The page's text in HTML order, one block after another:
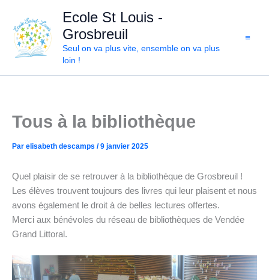
contenu
Ecole St Louis -
Grosbreuil
Seul on va plus vite, ensemble on va plus
loin !
Tous à la bibliothèque
Par elisabeth descamps /9 janvier 2025
Quel plaisir de se retrouver à la bibliothèque de Grosbreuil !
Les élèves trouvent toujours des livres qui leur plaisent et nous
avons également le droit à de belles lectures offertes.
Merci aux bénévoles du réseau de bibliothèques de Vendée
Grand Littoral.